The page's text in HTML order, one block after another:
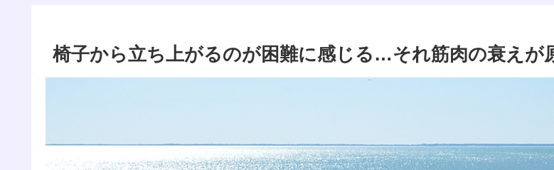
椅子から立ち上がるのが困難に感じる…それ筋肉の衰えが